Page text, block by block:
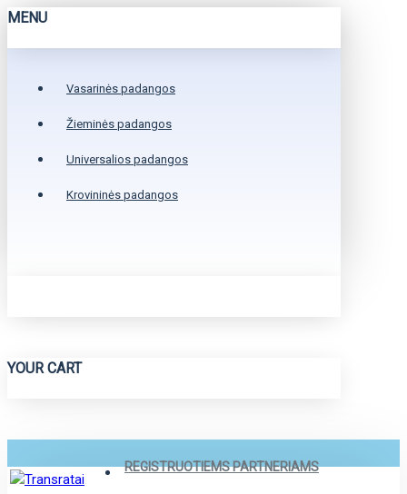
MENU
Vasarinės padangos
Žieminės padangos
Universalios padangos
Krovininės padangos
YOUR CART
REGISTRUOTIEMS PARTNERIAMS